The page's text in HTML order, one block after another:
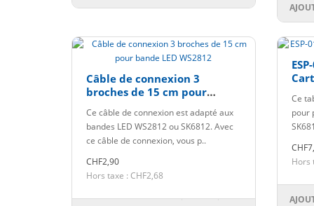
Câble de connexion 3
broches de 15 cm pour
Ce câble de connexion est adapté aux
bandes LED WS2812 ou SK6812. Avec
ce câble de connexion, vous p..
CHF2,90
Hors taxe : CHF2,68
Ce
pour
Hors